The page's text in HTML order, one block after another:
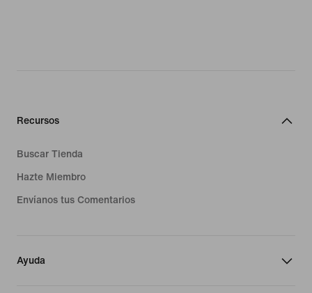
Recursos
Buscar Tienda
Hazte Miembro
Envíanos tus Comentarios
Ayuda